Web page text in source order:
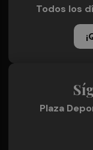
Todos los
Plaza